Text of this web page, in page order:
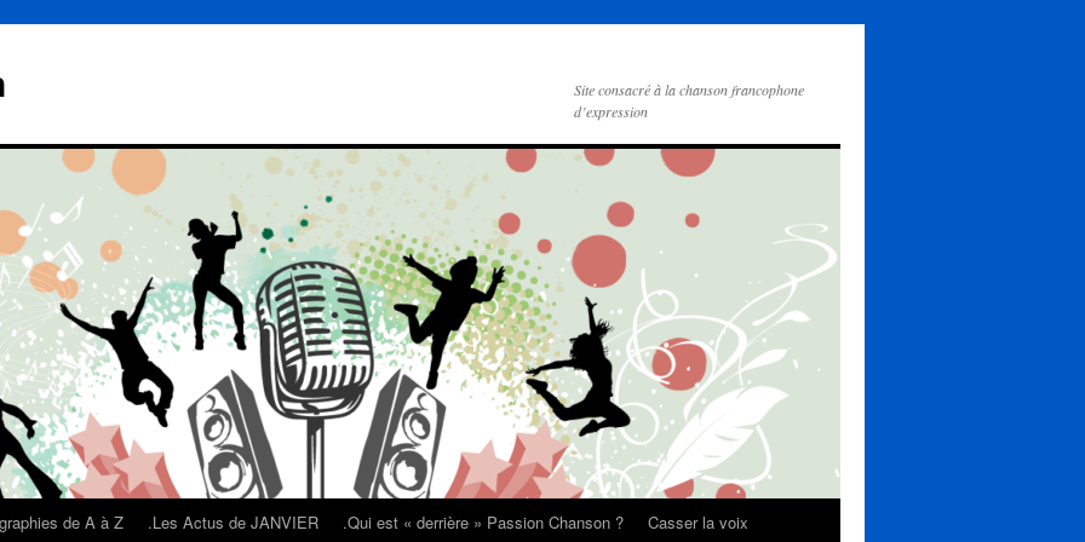
Site consacré à la chanson francophone
d’expression
de A à Z .Les Actus de JANVIER .Qui est « derrière » Passion Chanson ?
Casser la voix